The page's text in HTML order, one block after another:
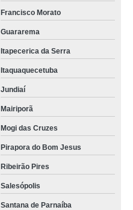
Francisco Morato
Guararema
Itapecerica da Serra
Itaquaquecetuba
Jundiaí
Mairiporã
Mogi das Cruzes
Pirapora do Bom Jesus
Ribeirão Pires
Salesópolis
Santana de Parnaíba